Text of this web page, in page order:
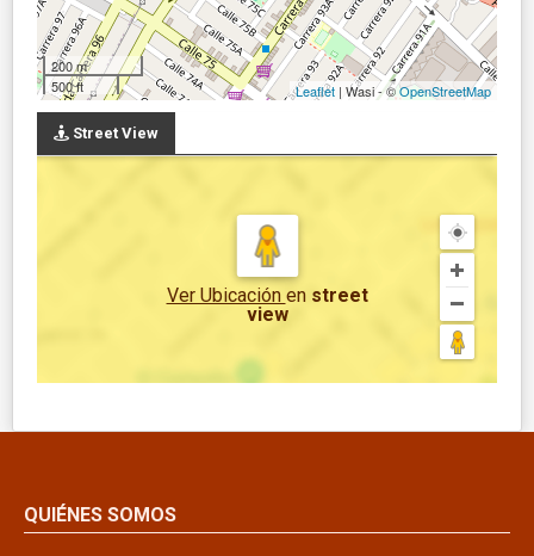
200 m
500 ft
Leaflet | Wasi - ©OpenStreetMap
Street View
Ver Ubicación en street
view
QUIÉNES SOMOS